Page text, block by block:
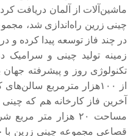
چینی زرین راه‌اندازی شد،
در چند فاز توسعه پیدا کرده و
زمینه تولید چینی و
تکنولوژی روز و پیشرفته
از ۱۰۰هزار مترمربع
مساحت ۲۰ هزار متر